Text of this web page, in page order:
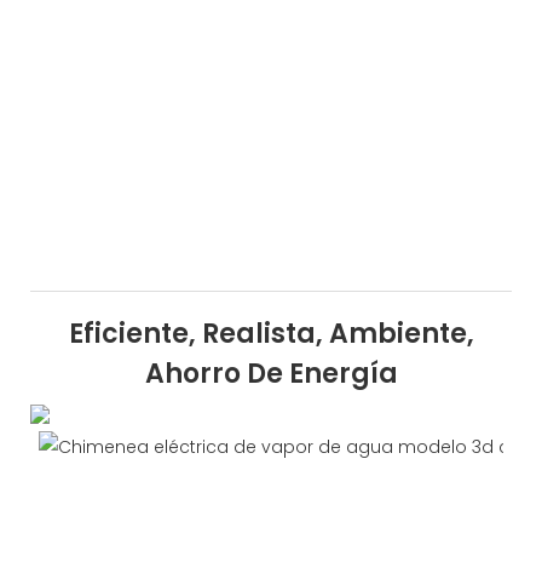
Eficiente, Realista, Ambiente,
Ahorro De Energía